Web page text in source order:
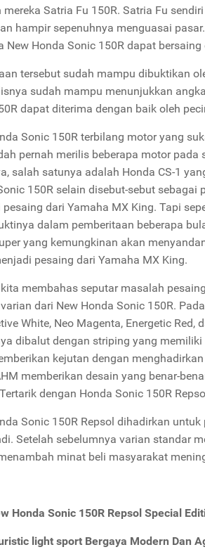
mereka Satria Fu 150R. Satria Fu
hampir sepenuhnya menguasai
New Honda Sonic 150R dapat bersaing
tersebut sudah mampu dibuktikan
sudah mampu menunjukkan
dapat diterima dengan baik oleh
Sonic 150R terbilang motor yang
pernah merilis beberapa motor
salah satunya adalah Honda CS-1
150R selain disebut-sebut
pesaing dari Yamaha MX King. Tapi
dalam pemberitaan beberapa
yang kemungkinan akan
pesaing dari Yamaha MX King.
membahas seputar masalah
dari New Honda Sonic 150R.
White, Neo Magenta, Energetic
dibalut dengan striping yang
kejutan dengan menghadirkan
memberikan desain yang benar-
dengan Honda Sonic 150R
Sonic 150R Repsol dihadirkan
Setelah sebelumnya varian standar
minat beli masyarakat
Honda Sonic 150R Repsol Special
light sport Bergaya Modern Dan